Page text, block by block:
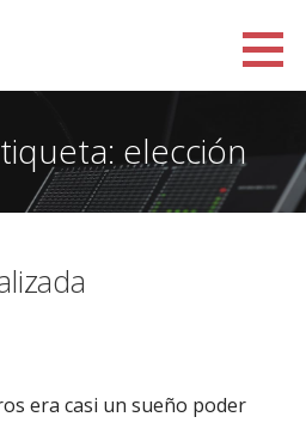
elección
era casi un sueño poder